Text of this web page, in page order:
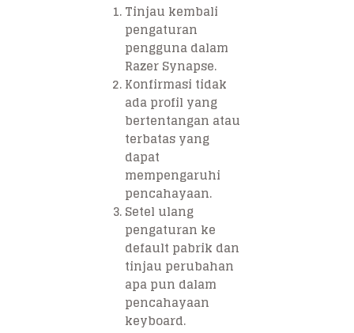
Tinjau kembali
pengaturan
pengguna dalam
Razer Synapse.
Konfirmasi tidak
ada profil yang
bertentangan atau
terbatas yang
dapat
mempengaruhi
pencahayaan.
Setel ulang
pengaturan ke
default pabrik dan
tinjau perubahan
apa pun dalam
pencahayaan
keyboard.